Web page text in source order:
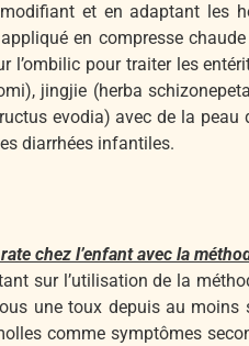
et en adaptant
en compresse
l’ombilic pour traiter les
jingjie (herba
evodia) avec de la
diarrhées infantiles.
chez l’enfant avec la
sur l’utilisation de la
une toux depuis au
comme symptômes